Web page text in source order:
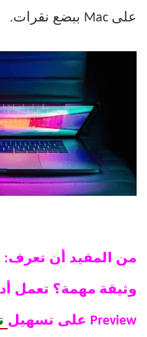
على Mac ببضع نقرات.
من المفيد أن تعرف:
Preview على تسهيل